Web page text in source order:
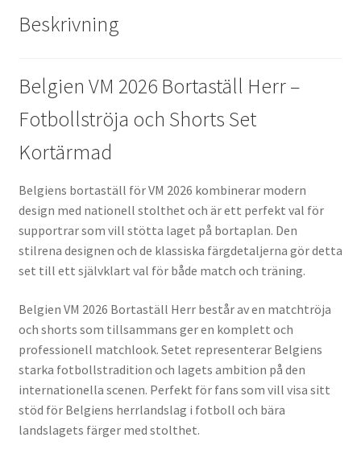
Beskrivning
Belgien VM 2026 Bortaställ Herr –
Fotbollströja och Shorts Set
Kortärmad
Belgiens bortaställ för VM 2026 kombinerar modern
design med nationell stolthet och är ett perfekt val för
supportrar som vill stötta laget på bortaplan. Den
stilrena designen och de klassiska färgdetaljerna gör detta
set till ett självklart val för både match och träning.
Belgien VM 2026 Bortaställ Herr består av en matchtröja
och shorts som tillsammans ger en komplett och
professionell matchlook. Setet representerar Belgiens
starka fotbollstradition och lagets ambition på den
internationella scenen. Perfekt för fans som vill visa sitt
stöd för Belgiens herrlandslag i fotboll och bära
landslagets färger med stolthet.